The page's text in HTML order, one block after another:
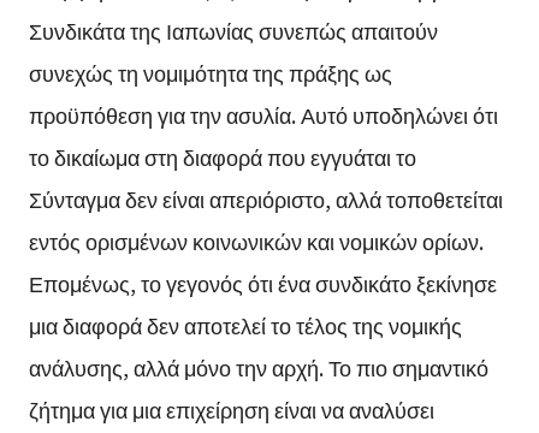
Συνδικάτα της Ιαπωνίας συνεπώς απαιτούν
συνεχώς τη νομιμότητα της πράξης ως
προϋπόθεση για την ασυλία. Αυτό υποδηλώνει ότι
το δικαίωμα στη διαφορά που εγγυάται το
Σύνταγμα δεν είναι απεριόριστο, αλλά τοποθετείται
εντός ορισμένων κοινωνικών και νομικών ορίων.
Επομένως, το γεγονός ότι ένα συνδικάτο ξεκίνησε
μια διαφορά δεν αποτελεί το τέλος της νομικής
ανάλυσης, αλλά μόνο την αρχή. Το πιο σημαντικό
ζήτημα για μια επιχείρηση είναι να αναλύσει